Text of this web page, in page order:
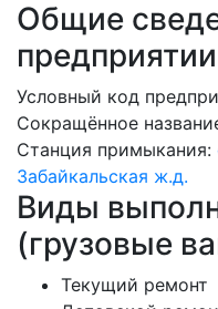
Общие
предприятии
Условный код
Сокращённое
Станция примыкания:
Забайкальская ж.д.
Виды
(грузовые
Текущий ремонт